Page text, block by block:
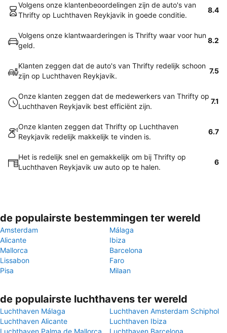
Volgens onze klantenbeoordelingen zijn de auto's van
Thrifty op Luchthaven Reykjavik in goede conditie.
8.4
Volgens onze klantwaarderingen is Thrifty waar voor hun
geld.
8.2
Klanten zeggen dat de auto's van Thrifty redelijk schoon
zijn op Luchthaven Reykjavik.
7.5
Onze klanten zeggen dat de medewerkers van Thrifty op
Luchthaven Reykjavik best efficiënt zijn.
7.1
Onze klanten zeggen dat Thrifty op Luchthaven
Reykjavik redelijk makkelijk te vinden is.
6.7
Het is redelijk snel en gemakkelijk om bij Thrifty op
Luchthaven Reykjavik uw auto op te halen.
6
de populairste bestemmingen ter wereld
Amsterdam
Málaga
Alicante
Ibiza
Mallorca
Barcelona
Lissabon
Faro
Pisa
Milaan
de populairste luchthavens ter wereld
Luchthaven Málaga
Luchthaven Amsterdam Schiphol
Luchthaven Alicante
Luchthaven Ibiza
Luchthaven Palma de Mallorca
Luchthaven Barcelona